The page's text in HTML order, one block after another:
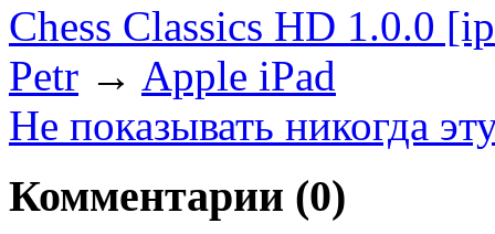
Chess Classics HD 1.0.0
Petr → Apple iPad
Не показывать никогда
Комментарии (0)